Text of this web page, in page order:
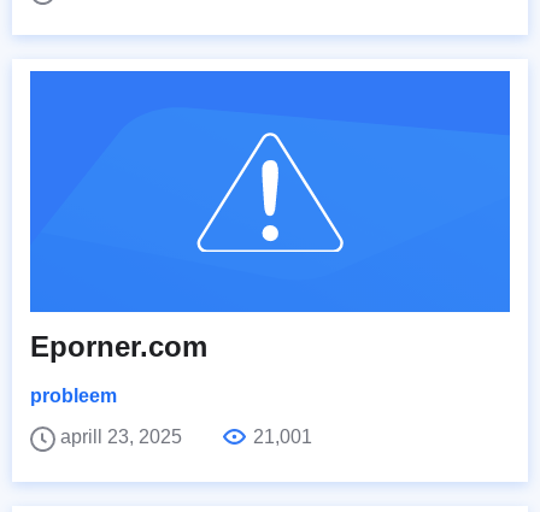
Eporner.com
probleem
aprill 23, 2025
21,001